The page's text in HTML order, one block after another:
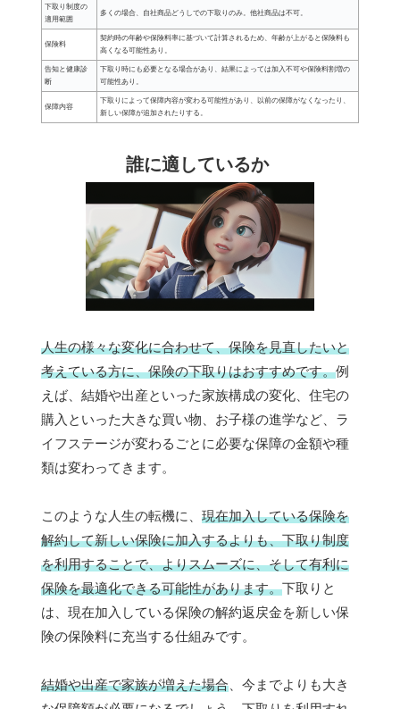
下取り制度の
適用範囲
多くの場合、自社商品どうしでの下取りのみ。他社商品は不可。
保険料
契約時の年齢や保険料率に基づいて計算されるため、年齢が上がると保険料も
高くなる可能性あり。
告知と健康診
断
下取り時にも必要となる場合があり、結果によっては加入不可や保険料割増の
可能性あり。
保障内容
下取りによって保障内容が変わる可能性があり、以前の保障がなくなったり、
新しい保障が追加されたりする。
誰に適しているか
人生の様々な変化に合わせて、保険を見直したいと
考えている方に、保険の下取りはおすすめです。例
えば、結婚や出産といった家族構成の変化、住宅の
購入といった大きな買い物、お子様の進学など、ラ
イフステージが変わるごとに必要な保障の金額や種
類は変わってきます。
このような人生の転機に、 現在加入している保険を
解約して新しい保険に加入するよりも、下取り制度
を利用することで、よりスムーズに、そして有利に
保険を最適化できる可能性があります。下取りと
は、現在加入している保険の解約返戻金を新しい保
険の保険料に充当する仕組みです。
結婚や出産で家族が増えた場合 、今までよりも大き